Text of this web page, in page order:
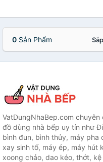
0 Sản Phẩm
VatDungNhaBep.com
đồ dùng nhà bếp uy tín như
bình đun, bình thủy, máy pha
xay sinh tố, máy ép, máy hút
xoong chảo, dao kéo, thớt,